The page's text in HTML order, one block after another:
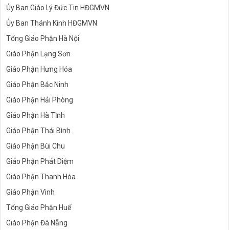
Ủy Ban Giáo Lý Đức Tin HĐGMVN
Ủy Ban Thánh Kinh HĐGMVN
Tổng Giáo Phận Hà Nội
Giáo Phận Lạng Sơn
Giáo Phận Hưng Hóa
Giáo Phận Bắc Ninh
Giáo Phận Hải Phòng
Giáo Phận Hà Tĩnh
Giáo Phận Thái Bình
Giáo Phận Bùi Chu
Giáo Phận Phát Diệm
Giáo Phận Thanh Hóa
Giáo Phận Vinh
Tổng Giáo Phận Huế
Giáo Phận Đà Nẵng